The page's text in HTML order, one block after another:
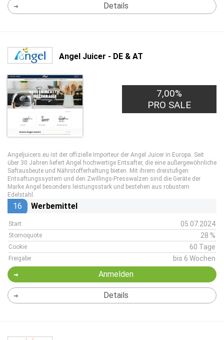
Details
Angel Juicer - DE & AT
7,00%
PRO SALE
Angeljuicers.eu ist der offizielle Importeur der Angel Juicer in Europa. Seit
über 30 Jahren liefert Angel hochwertige Entsafter, die eine außergewöhnliche
Saftausbeute und Nährstofferhaltung bieten. Mit ihrem dreistufigen
Entsaftungssystem und den Zwillings-Presswalzen sind die Geräte der
Marke Angel besonders leistungsstark und bestehen aus robustem
Edelstahl.
16 Werbemittel
Start 05.07.2024
Stornoquote 28 %
Cookie 60 Tage
Freigabe bis 6 Wochen
Anmelden
Details